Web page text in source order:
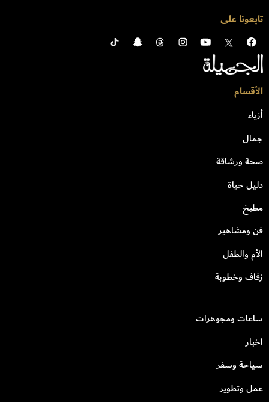
تابعونا على
الأقسام
أزياء
جمال
صحة ورشاقة
دليل حياة
مطبخ
فن ومشاهير
الأم والطفل
زفاف وخطوبة
ساعات ومجوهرات
اخبار
سياحة وسفر
عمل وتطوير